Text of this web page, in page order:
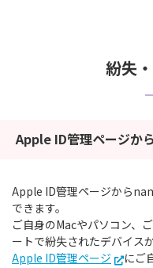
紛失
Apple ID管理ページか
Apple ID管理ページから
できます。
ご自身のMacやパソコン、
ートで紛失されたデバイス
Apple ID管理ページ
にご